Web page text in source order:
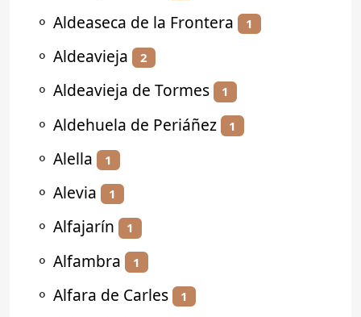
⚬ Aldeaseca de la Frontera 1
⚬ Aldeavieja 2
⚬ Aldeavieja de Tormes 1
⚬ Aldehuela de Periáñez 1
⚬ Alella 1
⚬ Alevia 1
⚬ Alfajarín 1
⚬ Alfambra 1
⚬ Alfara de Carles 1